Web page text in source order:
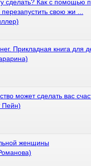
сделать? Как с помощью
свою жи ...
Прикладная книга для
может сделать вас
Пейн)
женщины